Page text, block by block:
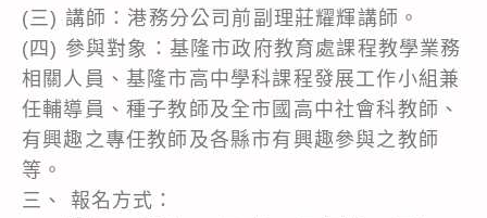
(三) 講師：港務分公司前副理莊耀輝講師。
(四) 參與對象：基隆市政府教育處課程教學業務
相關人員、基隆市高中學科課程發展工作小組兼
任輔導員、種子教師及全市國高中社會科教師、
有興趣之專任教師及各縣市有興趣參與之教師
等。
三、 報名方式：